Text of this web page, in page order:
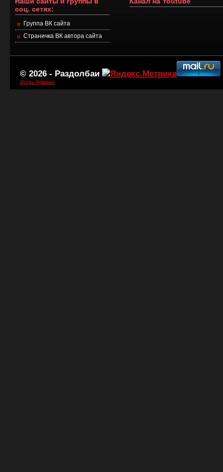
соц. сетях:
Группа ВК сайта
Страничка ВК автора сайта
© 2026 - Раздолбаи
Игорь Чувакин